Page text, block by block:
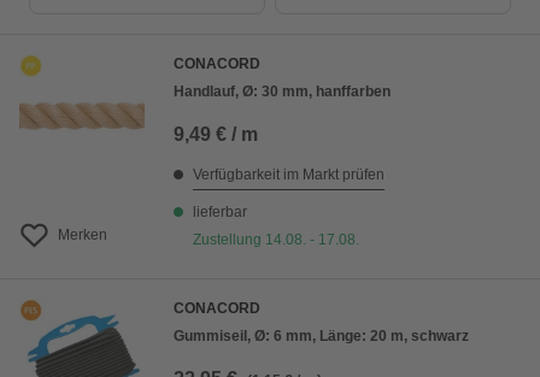
Preis aufsteigend
Preis absteigend
Merken
CONACORD
Handlauf, Ø: 30 mm, hanffarben
9,49 € / m
Verfügbarkeit im Markt prüfen
lieferbar
Zustellung 14.08. - 17.08.
CONACORD
Gummiseil, Ø: 6 mm, Länge: 20 m, schwarz